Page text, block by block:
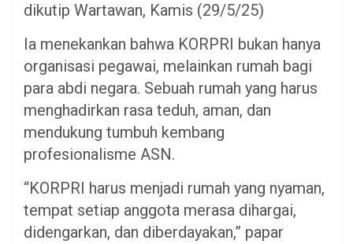
dikutip Wartawan, Kamis (29/5/25)
Ia menekankan bahwa KORPRI bukan hanya
organisasi pegawai, melainkan rumah bagi
para abdi negara. Sebuah rumah yang harus
menghadirkan rasa teduh, aman, dan
mendukung tumbuh kembang
profesionalisme ASN.
“KORPRI harus menjadi rumah yang nyaman,
tempat setiap anggota merasa dihargai,
didengarkan, dan diberdayakan,” papar